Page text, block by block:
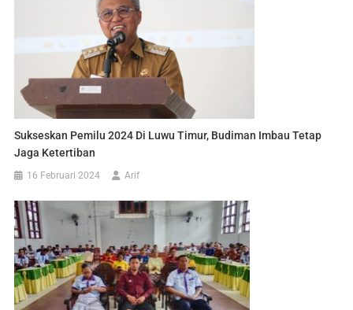
Sukseskan Pemilu 2024 Di Luwu Timur, Budiman Imbau Tetap
Jaga Ketertiban
16 Februari 2024 Arif